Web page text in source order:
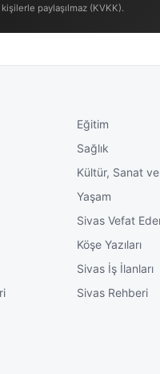
paylaşılmaz (KVKK).
Eğitim
Sağlık
Kültür, Sanat
Yaşam
Sivas Vefat
Köşe Yazıları
Sivas İş İlanları
Sivas Rehberi